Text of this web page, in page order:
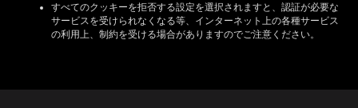
すべてのクッキーを拒否する設定を選択されますと、認証が必要な
サービスを受けられなくなる等、インターネット上の各種サービス
の利用上、制約を受ける場合がありますのでご注意ください。